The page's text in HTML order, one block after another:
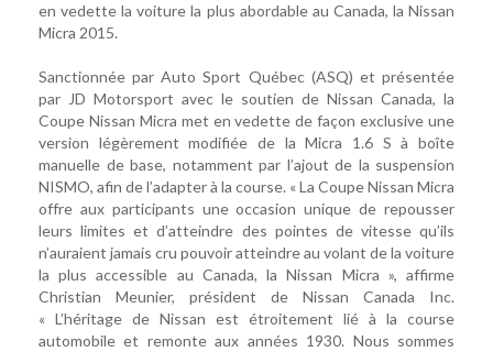
en vedette la voiture la plus abordable au Canada, la Nissan
Micra 2015.
Sanctionnée par Auto Sport Québec (ASQ) et présentée
par JD Motorsport avec le soutien de Nissan Canada, la
Coupe Nissan Micra met en vedette de façon exclusive une
version légèrement modifiée de la Micra 1.6 S à boîte
manuelle de base, notamment par l’ajout de la suspension
NISMO, afin de l’adapter à la course. « La Coupe Nissan Micra
offre aux participants une occasion unique de repousser
leurs limites et d’atteindre des pointes de vitesse qu’ils
n’auraient jamais cru pouvoir atteindre au volant de la voiture
la plus accessible au Canada, la Nissan Micra », affirme
Christian Meunier, président de Nissan Canada Inc.
« L’héritage de Nissan est étroitement lié à la course
automobile et remonte aux années 1930. Nous sommes